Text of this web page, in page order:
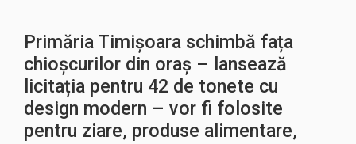
Primăria Timișoara schimbă fața
chioșcurilor din oraș – lansează
licitația pentru 42 de tonete cu
design modern – vor fi folosite
pentru ziare, produse alimentare,